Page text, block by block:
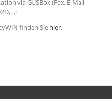
via GUSBox (Fax, E-Mail,
finden Sie hier.